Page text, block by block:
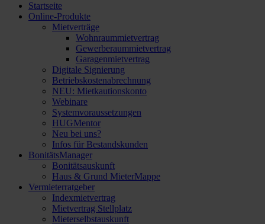
Startseite
Online-Produkte
Mietverträge
Wohnraummietvertrag
Gewerberaummietvertrag
Garagenmietvertrag
Digitale Signierung
Betriebskostenabrechnung
NEU: Mietkautionskonto
Webinare
Systemvoraussetzungen
HUGMentor
Neu bei uns?
Infos für Bestandskunden
BonitätsManager
Bonitätsauskunft
Haus & Grund MieterMappe
Vermieterratgeber
Indexmietvertrag
Mietvertrag Stellplatz
Mieterselbstauskunft